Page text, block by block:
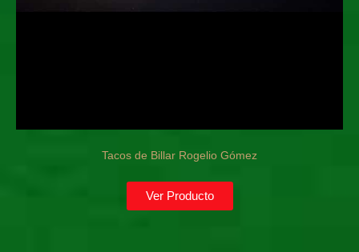
Tacos de Billar Rogelio Gómez
Ver Producto